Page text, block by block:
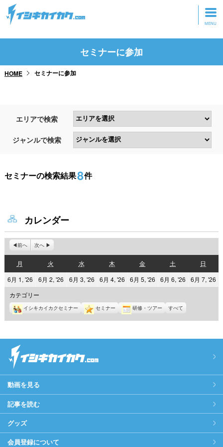
トップページ
研修・ツアーに参加
セミナーに参加
HOME セミナーに参加
エリアで検索
ジャンルで検索
セミナーの検索結果8件
カレンダー
前へ 次へ
月
曜
日
火
曜
日
水水
曜
日
木
曜
日
金金
曜
日
土
曜
日
日
曜
日
6月 1, '262026
年
6
月
1
6月 2, '262026
年
6
月
2
6月 3, '262026
年
6
月
3
6月 4, '26
2026
年
6
月
4
6月 5, '26
2026
年
6
月
5
6月 6, '26
2026
年
6
月
6
6月 7, '26
年
7
カテゴリー
イシキカイカクセミナー セミナー 研修・ツアー すべて
動画を見る
記事を読む
グッズ
会員登録について